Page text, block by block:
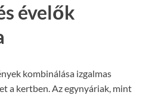
évelők
kombinálása izgalmas
a kertben. Az egynyáriak, mint